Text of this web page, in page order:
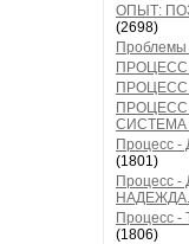
ОПЫТ:
(2698)
Проблемы
ПРОЦЕСС
ПРОЦЕСС
ПРОЦЕСС
СИСТЕМА
Процесс
(1801)
Процесс
НАДЕЖДА.
Процесс
(1806)